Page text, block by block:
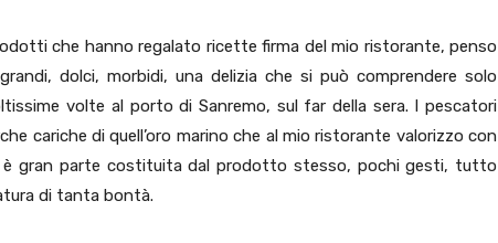
che hanno regalato ricette firma del mio ristorante, penso
dolci, morbidi, una delizia che si può comprendere solo
volte al porto di Sanremo, sul far della sera. I pescatori
cariche di quell’oro marino che al mio ristorante valorizzo con
è gran parte costituita dal prodotto stesso, pochi gesti, tutto
di tanta bontà.